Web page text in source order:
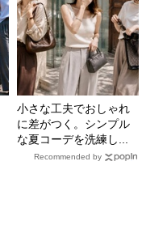
小さな工夫でおしゃれ
に差がつく。シンプル
な夏コーデを洗練し...
Recommended by